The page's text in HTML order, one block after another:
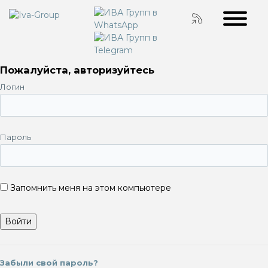
Пожалуйста, авторизуйтесь
Логин
Пароль
Запомнить меня на этом компьютере
Забыли свой пароль?